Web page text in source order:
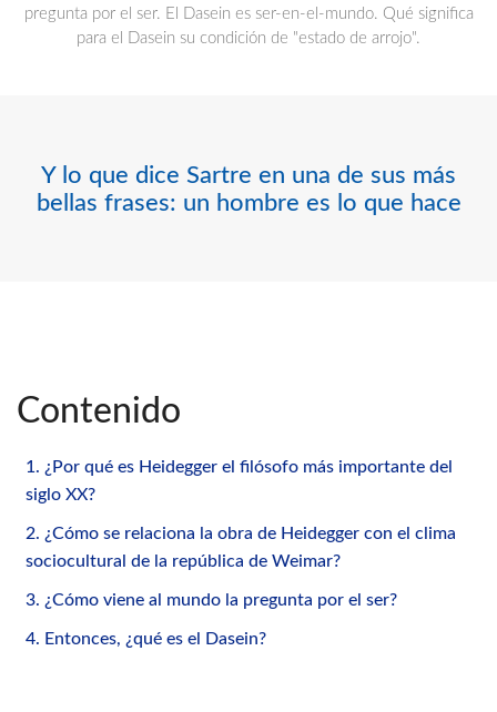
pregunta por el ser. El Dasein es ser-en-el-mundo. Qué significa
para el Dasein su condición de "estado de arrojo".
Y lo que dice Sartre en una de sus más
bellas frases: un hombre es lo que hace
Contenido
1. ¿Por qué es Heidegger el filósofo más importante del
siglo XX?
2. ¿Cómo se relaciona la obra de Heidegger con el clima
sociocultural de la república de Weimar?
3. ¿Cómo viene al mundo la pregunta por el ser?
4. Entonces, ¿qué es el Dasein?